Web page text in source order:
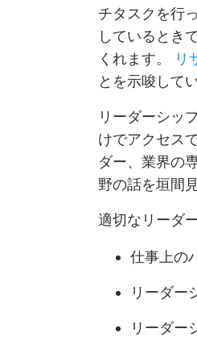
チタスクを行
しているとき
くれます。
リ
とを示唆してい
リーダーシッ
けでアクセス
ダー、業界の
野の話を垣間
適切なリーダ
仕事上の
リーダー
リーダー